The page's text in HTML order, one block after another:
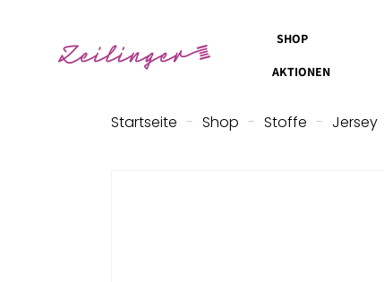
SHOP
AKTIONEN
Startseite - Shop - Stoffe - Jersey